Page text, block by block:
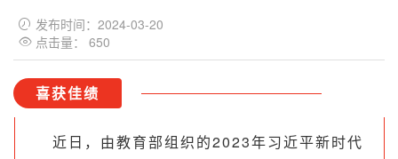
 发布时间：2024-03-20
 点击量： 650
喜获佳绩
近日，由教育部组织的2023年习近平新时代